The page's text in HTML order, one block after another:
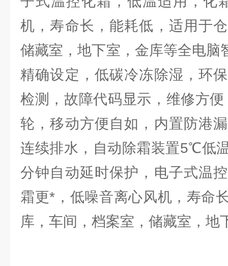
机，寿命长，能耗低，适用于
储藏室，地下室，金库等全电脑
精确设定，低碳冷冻除湿，环
检测，故障代码显示，维修方
轮，移动方便自如，内置防港
连续排水，自动除霜装置5℃低
分钟自动延时保护，电子式温
霜更*，低噪音离心风机，寿命
库，车间，档案室，储藏室，地